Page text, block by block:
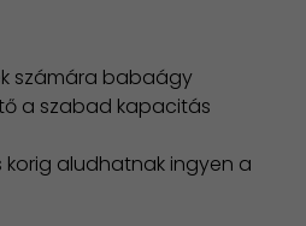
számára babaágy
a szabad kapacitás
korig aludhatnak ingyen a